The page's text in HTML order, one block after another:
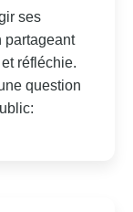
ses
partageant
réfléchie.
question